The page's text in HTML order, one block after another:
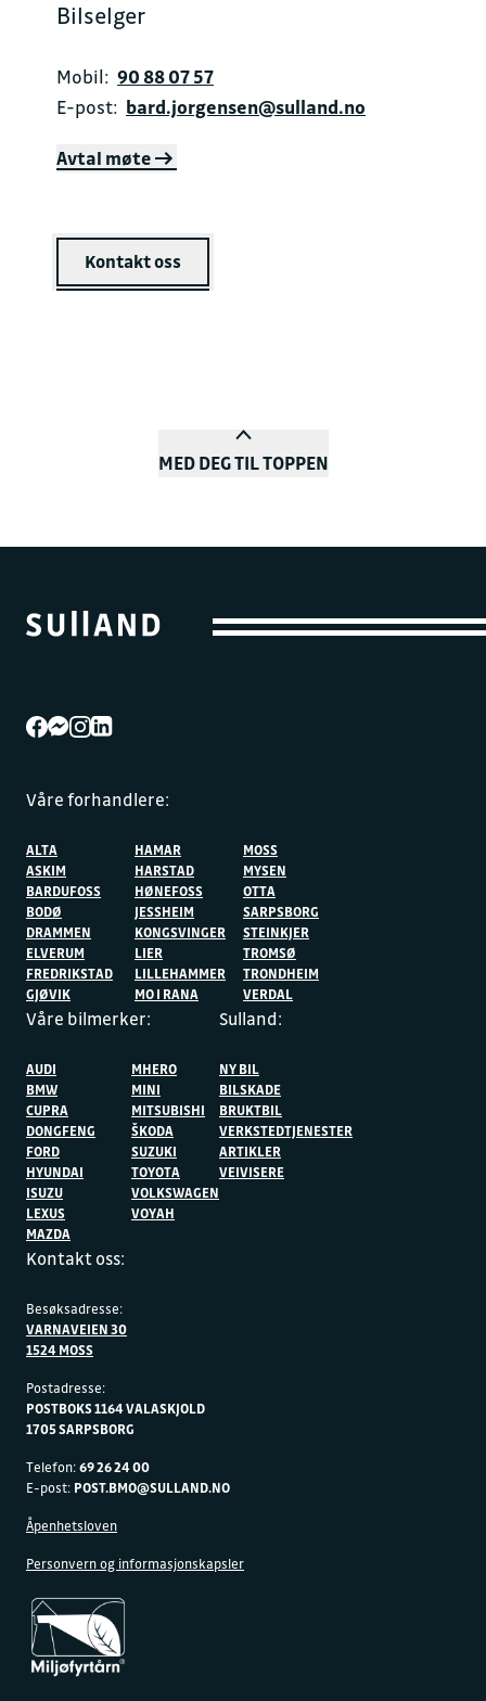
Bilselger
Mobil: 90 88 07 57
E-post: bard.jorgensen@sulland.no
Avtal møte
Kontakt oss
MED DEG TIL TOPPEN
Våre forhandlere:
ALTA
ASKIM
BARDUFOSS
BODØ
DRAMMEN
ELVERUM
FREDRIKSTAD
GJØVIK
HAMAR
HARSTAD
HØNEFOSS
JESSHEIM
KONGSVINGER
LIER
LILLEHAMMER
MO I RANA
MOSS
MYSEN
OTTA
SARPSBORG
STEINKJER
TROMSØ
TRONDHEIM
VERDAL
Våre bilmerker:
AUDI
BMW
CUPRA
DONGFENG
FORD
HYUNDAI
ISUZU
LEXUS
MAZDA
MHERO
MINI
MITSUBISHI
ŠKODA
SUZUKI
TOYOTA
VOLKSWAGEN
VOYAH
Sulland:
NY BIL
BILSKADE
BRUKTBIL
VERKSTEDTJENESTER
ARTIKLER
VEIVISERE
Kontakt oss:
Besøksadresse:
VARNAVEIEN 30
1524 MOSS
Postadresse:
POSTBOKS 1164 VALASKJOLD
1705 SARPSBORG
Telefon:69 26 24 00
E-post: POST.BMO@SULLAND.NO
Åpenhetsloven
Personvern og informasjonskapsler